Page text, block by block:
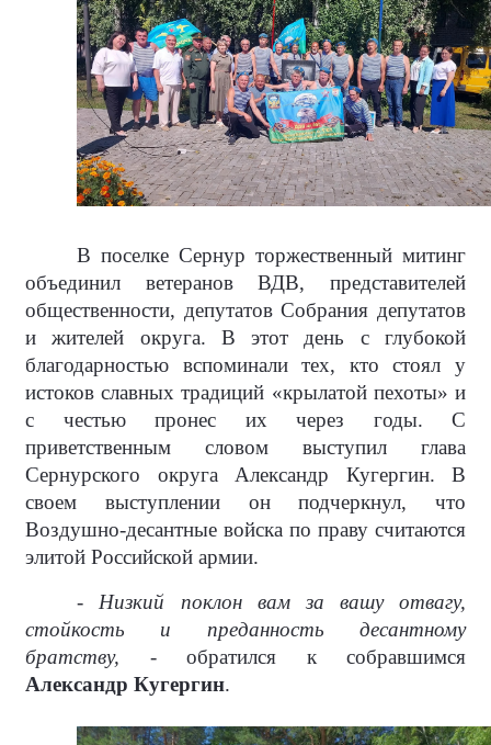
В поселке Сернур торжественный митинг
объединил ветеранов ВДВ, представителей
общественности, депутатов Собрания депутатов
и жителей округа. В этот день с глубокой
благодарностью вспоминали тех, кто стоял у
истоков славных традиций «крылатой пехоты» и
с честью пронес их через годы. С
приветственным словом выступил глава
Сернурского округа Александр Кугергин. В
своем выступлении он подчеркнул, что
Воздушно-десантные войска по праву считаются
элитой Российской армии.
- Низкий поклон вам за вашу отвагу,
стойкость и преданность десантному
братству, -обратился к собравшимся
Александр Кугергин.